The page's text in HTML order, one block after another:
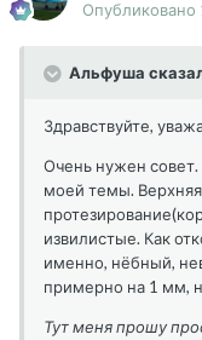
Опубликовано
Альфуша
Здравствуйте,
Очень нужен совет.
моей темы.
извилистые. Как
именно, нёбный,
примерно на 1 мм,
Тут меня прошу